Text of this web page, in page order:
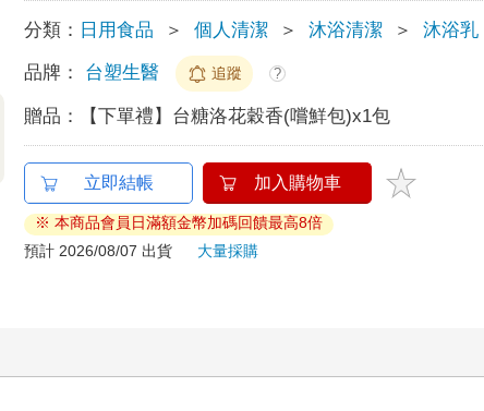
分類： 日用食品 ＞ 個人清潔 ＞ 沐浴清潔 ＞ 沐浴乳
品牌： 台塑生醫 追蹤 ?
贈品： 【下單禮】台糖洛花穀香(嚐鮮包)x1包
立即結帳 加入購物車
※ 本商品會員日滿額金幣加碼回饋最高8倍
預計 2026/08/07 出貨
大量採購